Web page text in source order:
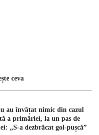
ceva
au învățat nimic din cazul
a primăriei, la un pas de
„S-a dezbrăcat gol-pușcă”